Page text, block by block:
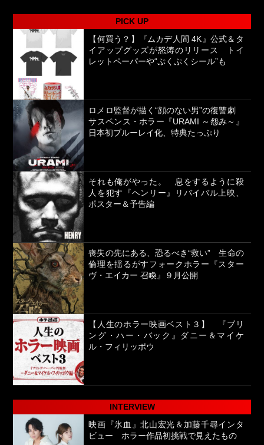
PICK UP
【何買う？】『ムカデ人間 4K』公式＆タ
イアップグッズが怒涛のリリース トイ
レットペーパーや“ぷくぷくシール”も
ロメロ監督が描く“顔のない男”の復讐劇
サスペンス・ホラー『URAMI ～怨み～』
日本初ブルーレイ化、特典たっぷり
それも俺がやった。 息をするように殺
人を犯す『ヘンリー』リバイバル上映、
ポスター＆予告編
喪失の先にある、恐るべき“救い” 生命の
倫理を揺るがすフォークホラー『スター
ヴ・エイカー 召喚』９月公開
【人生のホラー映画ベスト３】 『ブリ
ング・ハー・バック』ダニー＆マイケ
ル・フィリッポウ
INTERVIEW
映画『氷血』北山宏光＆加藤千尋インタ
ビュー ホラー作品初挑戦で見えたもの